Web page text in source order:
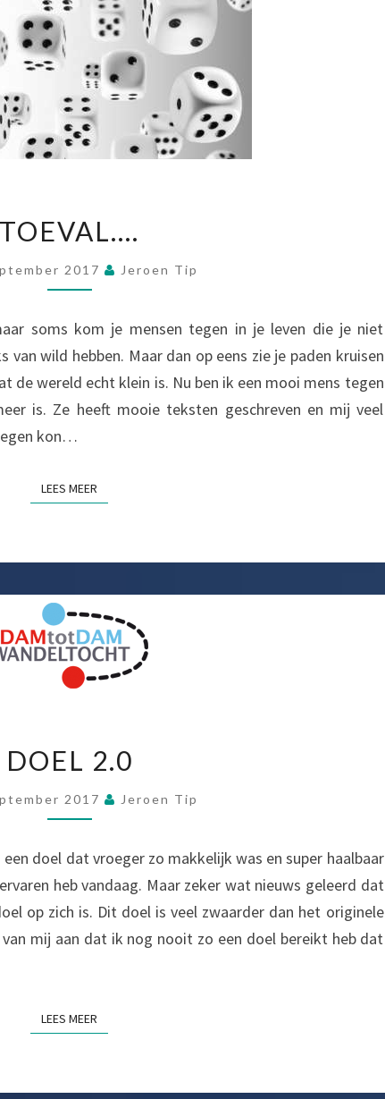
TOEVAL….
2017 Jeroen Tip
soms kom je mensen tegen in je leven die je niet
van wild hebben. Maar dan op eens zie je paden kruisen
de wereld echt klein is. Nu ben ik een mooi mens tegen
is. Ze heeft mooie teksten geschreven en mij veel
kon…
LEES MEER
2.0
DOEL 2.0
2017 Jeroen Tip
doel dat vroeger zo makkelijk was en super haalbaar
heb vandaag. Maar zeker wat nieuws geleerd dat
op zich is. Dit doel is veel zwaarder dan het originele
mij aan dat ik nog nooit zo een doel bereikt heb dat
LEES MEER